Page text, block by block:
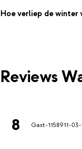
Hoe verliep de winter
Reviews
8 Gast-1158911-